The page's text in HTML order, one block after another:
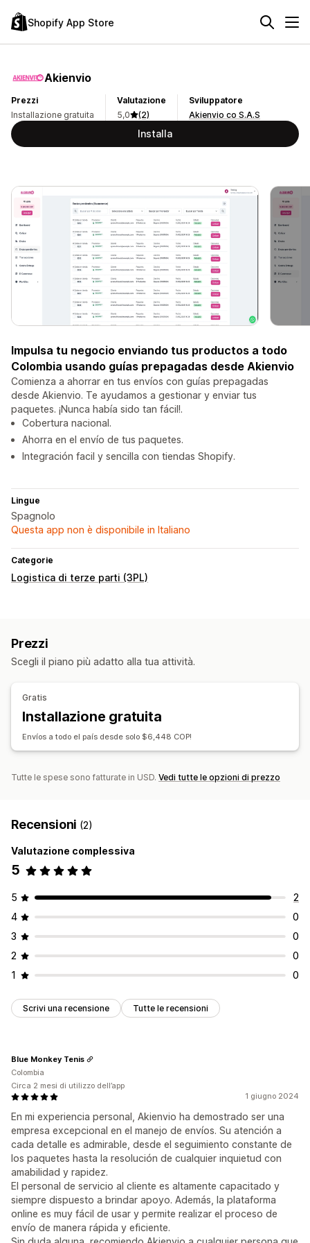
Shopify App Store
Akienvio
Prezzi
Installazione gratuita
Valutazione
5,0
(2)
Sviluppatore
Akienvio co S.A.S
Installa
Impulsa tu negocio enviando tus productos a todo
Colombia usando guías prepagadas desde Akienvio
Comienza a ahorrar en tus envíos con guías prepagadas
desde Akienvio. Te ayudamos a gestionar y enviar tus
paquetes. ¡Nunca había sido tan fácil!.
Cobertura nacional.
Ahorra en el envío de tus paquetes.
Integración facil y sencilla con tiendas Shopify.
Lingue
Spagnolo
Questa app non è disponibile in Italiano
Categorie
Logistica di terze parti (3PL)
Prezzi
Scegli il piano più adatto alla tua attività.
Gratis
Installazione gratuita
Envíos a todo el país desde solo $6,448 COP!
Tutte le spese sono fatturate in USD. Vedi tutte le opzioni di prezzo
Recensioni (2)
Valutazione complessiva
5
5
2
4
0
3
0
2
0
1
0
Scrivi una recensione Tutte le recensioni
1 giugno 2024
En mi experiencia personal, Akienvio ha demostrado ser una
empresa excepcional en el manejo de envíos. Su atención a
cada detalle es admirable, desde el seguimiento constante de
los paquetes hasta la resolución de cualquier inquietud con
amabilidad y rapidez.
El personal de servicio al cliente es altamente capacitado y
siempre dispuesto a brindar apoyo. Además, la plataforma
online es muy fácil de usar y permite realizar el proceso de
envío de manera rápida y eficiente.
Blue Monkey Tenis
Colombia
Circa 2 mesi di utilizzo dell’app